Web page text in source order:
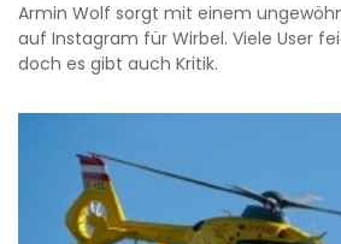
Armin Wolf sorgt mit einem
auf Instagram für Wirbel. Viele User
doch es gibt auch Kritik.